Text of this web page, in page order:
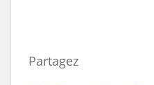
Partagez